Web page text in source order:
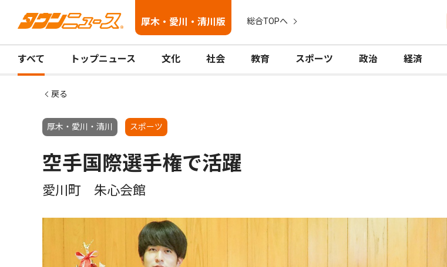
厚木・愛川・清川版 総合TOPへ
すべて トップニュース 文化 社会 教育 スポーツ 政治 経済
戻る
厚木・愛川・清川 スポーツ
空手国際選手権で活躍
愛川町 朱心会館